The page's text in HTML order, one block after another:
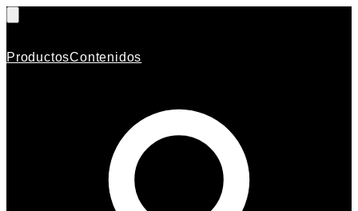
ProductosContenidos